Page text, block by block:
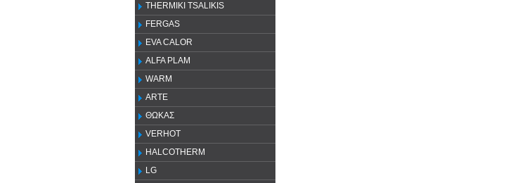
THERMIKI TSALIKIS
FERGAS
EVA CALOR
ALFA PLAM
WARM
ARTE
ΘΩΚΑΣ
VERHOT
HALCOTHERM
LG